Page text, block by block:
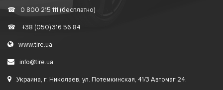
☎ 0 800 215 111 (бесплатно)
☎ +38 (050) 316 56 84
www.tire.ua
info@tire.ua
Украина, г. Николаев, ул. Потемкинская, 41/3 Автомаг 24.